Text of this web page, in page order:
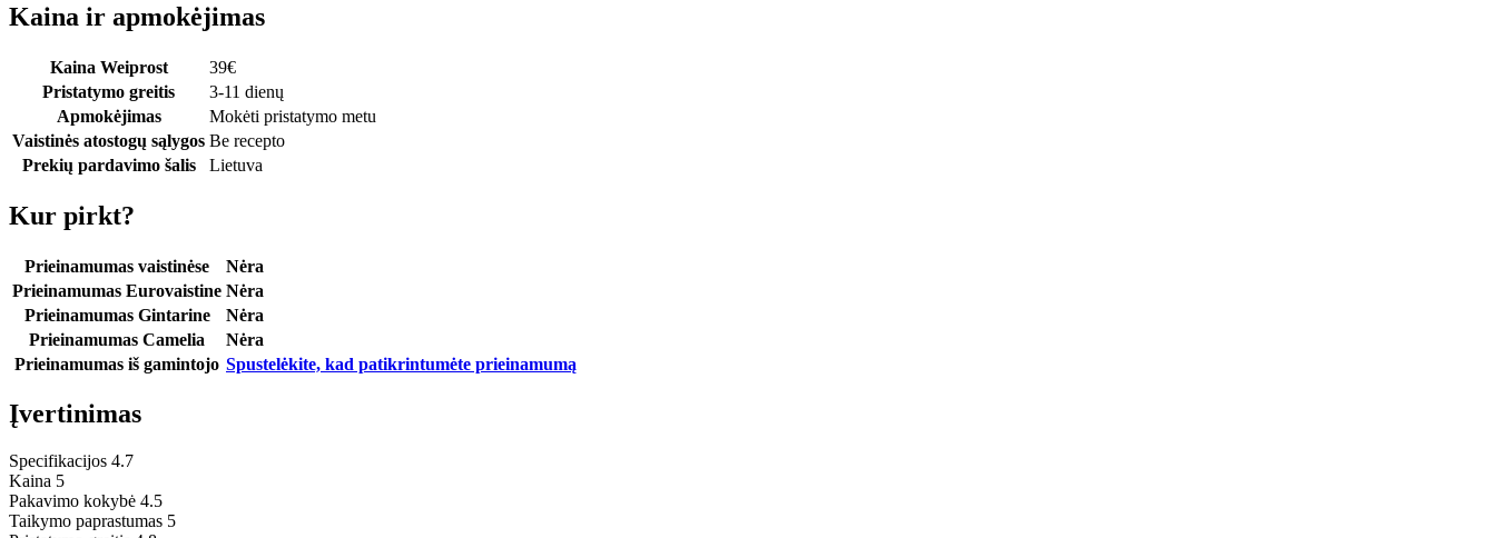
Kaina ir apmokėjimas
Kaina Weiprost 39€
Pristatymo greitis
3-11 dienų
Apmokėjimas
Mokėti pristatymo metu
Vaistinės atostogų sąlygos Be recepto
Prekių pardavimo šalis
Lietuva
Kur pirkt?
Prieinamumas vaistinėse
Nėra
Prieinamumas Eurovaistine Nėra
Prieinamumas Gintarine
Nėra
Prieinamumas Camelia
Nėra
Prieinamumas iš gamintojo Spustelėkite, kad patikrintumėte prieinamumą
Įvertinimas
Specifikacijos 4.7
Kaina 5
Pakavimo kokybė 4.5
Taikymo paprastumas 5